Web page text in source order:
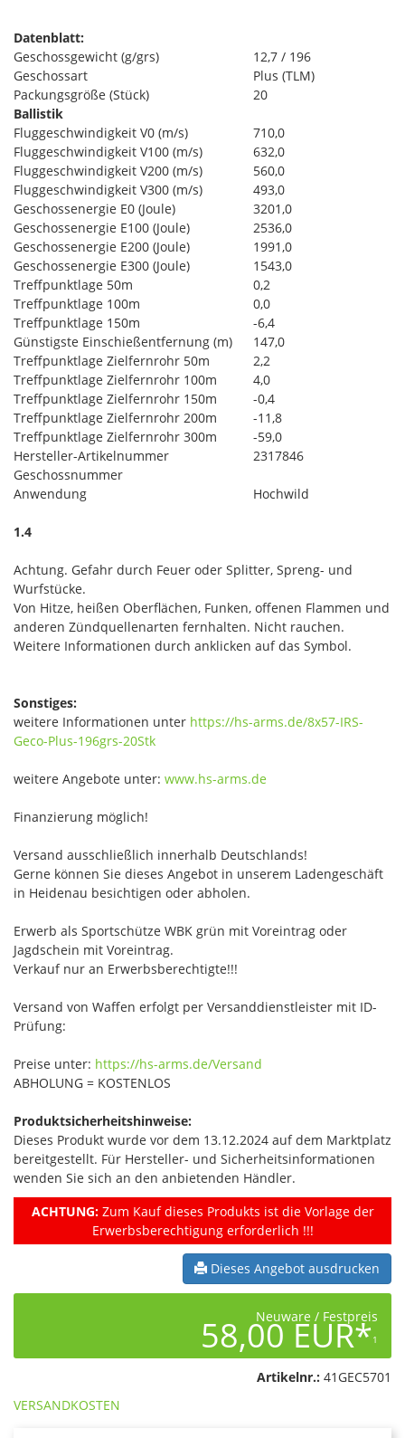
Datenblatt:
Geschossgewicht (g/grs)
12,7 / 196
Geschossart
Plus (TLM)
Packungsgröße (Stück)
20
Ballistik
Fluggeschwindigkeit V0 (m/s)
710,0
Fluggeschwindigkeit V100 (m/s)
632,0
Fluggeschwindigkeit V200 (m/s)
560,0
Fluggeschwindigkeit V300 (m/s)
493,0
Geschossenergie E0 (Joule)
3201,0
Geschossenergie E100 (Joule)
2536,0
Geschossenergie E200 (Joule)
1991,0
Geschossenergie E300 (Joule)
1543,0
Treffpunktlage 50m
0,2
Treffpunktlage 100m
0,0
Treffpunktlage 150m
-6,4
Günstigste Einschießentfernung (m)
147,0
Treffpunktlage Zielfernrohr 50m
2,2
Treffpunktlage Zielfernrohr 100m
4,0
Treffpunktlage Zielfernrohr 150m
-0,4
Treffpunktlage Zielfernrohr 200m
-11,8
Treffpunktlage Zielfernrohr 300m
-59,0
Hersteller-Artikelnummer
2317846
Geschossnummer
Anwendung
Hochwild
1.4
Achtung. Gefahr durch Feuer oder Splitter, Spreng- und
Wurfstücke.
Von Hitze, heißen Oberflächen, Funken, offenen Flammen und
anderen Zündquellenarten fernhalten. Nicht rauchen.
Weitere Informationen durch anklicken auf das Symbol.
Sonstiges:
weitere Informationen unter https://hs-arms.de/8x57-IRS-
Geco-Plus-196grs-20Stk
weitere Angebote unter: www.hs-arms.de
Finanzierung möglich!
Versand ausschließlich innerhalb Deutschlands!
Gerne können Sie dieses Angebot in unserem Ladengeschäft
in Heidenau besichtigen oder abholen.
Erwerb als Sportschütze WBK grün mit Voreintrag oder
Jagdschein mit Voreintrag.
Verkauf nur an Erwerbsberechtigte!!!
Versand von Waffen erfolgt per Versanddienstleister mit ID-
Prüfung:
Preise unter: https://hs-arms.de/Versand
ABHOLUNG = KOSTENLOS
Produktsicherheitshinweise:
Dieses Produkt wurde vor dem 13.12.2024 auf dem Marktplatz
bereitgestellt. Für Hersteller- und Sicherheitsinformationen
wenden Sie sich an den anbietenden Händler.
ACHTUNG:Zum Kauf dieses Produkts ist die Vorlage der
Erwerbsberechtigung erforderlich !!!
Dieses Angebot ausdrucken
Neuware / Festpreis
58,00 EUR*1
Artikelnr.: 41GEC5701
VERSANDKOSTEN